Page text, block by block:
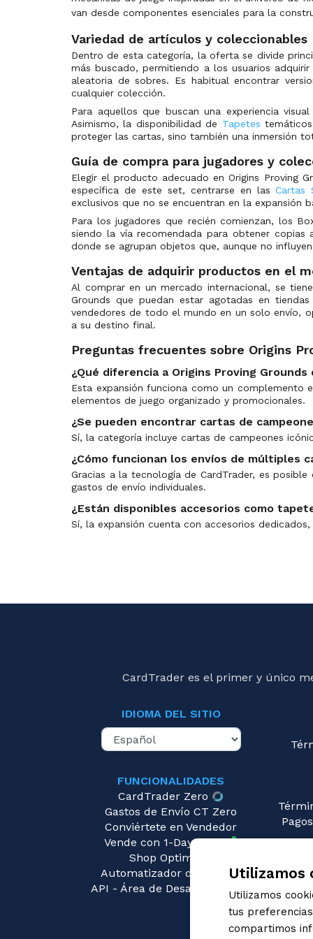
van desde componentes esenciales para la
Variedad de artículos y coleccionables
Dentro de esta categoría, la oferta se divide
más buscado, permitiendo a los usuarios
aleatoria de sobres. Es habitual encontrar
cualquier colección.
Para aquellos que buscan una experiencia
Asimismo, la disponibilidad de Tapetes
proteger las cartas, sino también una inmersión
Guía de compra para jugadores y
Elegir el producto adecuado en Origins Proving
específica de este set, centrarse en lasCartas
exclusivos que no se encuentran en la expansión
Para los jugadores que recién comienzan, los
siendo la vía recomendada para obtener
donde se agrupan objetos que, aunque no
Ventajas de adquirir productos en el
Al comprar en un mercado internacional, se
Grounds que puedan estar agotadas en
vendedores de todo el mundo en un solo envío,
a su destino final.
Preguntas frecuentes sobre Origins
¿Qué diferencia a Origins Proving
Esta expansión funciona como un complemento
elementos de juego organizado y promocionales.
¿Se pueden encontrar cartas de
Sí, la categoría incluye cartas de campeones
¿Cómo funcionan los envíos de múltiples
Gracias a la tecnología de CardTrader, es
gastos de envío individuales.
¿Están disponibles accesorios como
Sí, la expansión cuenta con accesorios
CardTrader es el primer y único
IDIOMA DEL SITIO
FUNCIONALIDADES
CardTrader Zero
Gastos de Envío CT Zero
Conviértete en Vendedor
Vende con 1-Day Ready
Shop Optimizer
Automatizador de Precios
API - Área de Desarrolladores
Utilizamos
Utilizamos
tus
compartimos